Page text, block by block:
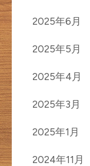
2025年6月
2025年5月
2025年4月
2025年3月
2025年1月
2024年11月